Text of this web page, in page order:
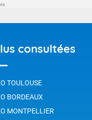
consultées
TOULOUSE
BORDEAUX
MONTPELLIER